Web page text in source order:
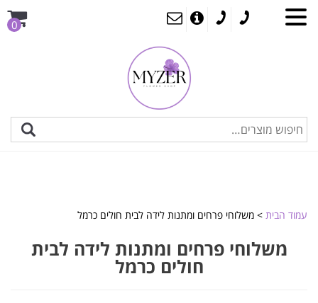
0
עמוד הבית > משלוחי פרחים ומתנות לידה לבית חולים כרמל
משלוחי פרחים ומתנות לידה לבית
חולים כרמל